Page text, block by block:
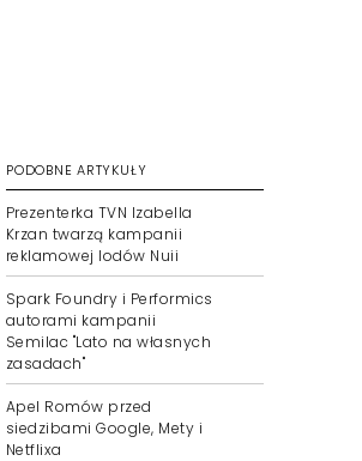
PODOBNE ARTYKUŁY
Prezenterka TVN Izabella
Krzan twarzą kampanii
reklamowej lodów Nuii
Spark Foundry i Performics
autorami kampanii
Semilac "Lato na własnych
zasadach"
Apel Romów przed
siedzibami Google, Mety i
Netflixa